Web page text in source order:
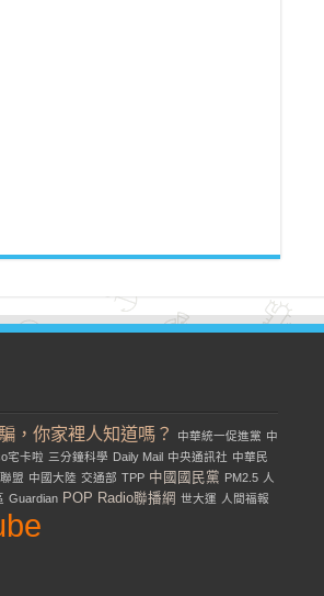
，你家裡人知道嗎？ 中華統一促進黨 中
宅卡啦 三分鐘科學 Daily Mail 中央通訊社 中華民
盟 中國大陸 交通部 TPP 中國國民黨 PM2.5 人
Guardian POP Radio聯播網 世大運 人間福報